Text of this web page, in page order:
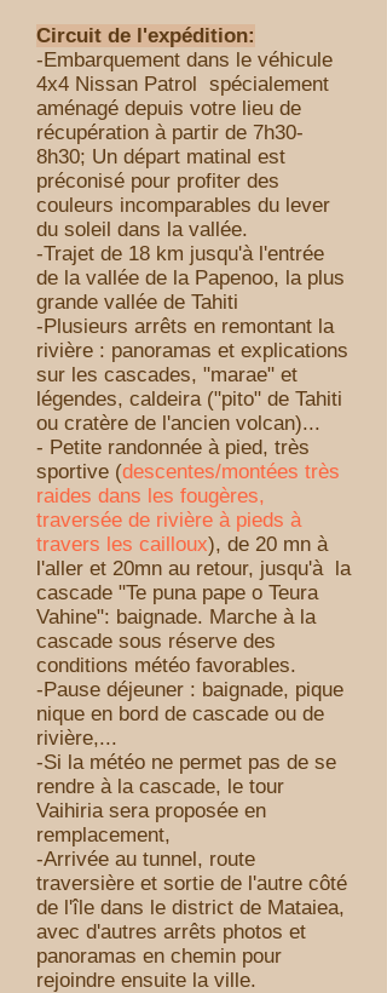
Circuit de l'expédition:
-Embarquement dans le véhicule
4x4 Nissan Patrol spécialement
aménagé depuis votre lieu de
récupération à partir de 7h30-
8h30; Un départ matinal est
préconisé pour profiter des
couleurs incomparables du lever
du soleil dans la vallée.
-Trajet de 18 km jusqu'à l'entrée
de la vallée de la Papenoo, la plus
grande vallée de Tahiti
-Plusieurs arrêts en remontant la
rivière : panoramas et explications
sur les cascades, "marae" et
légendes, caldeira ("pito" de Tahiti
ou cratère de l'ancien volcan)...
- Petite randonnée à pied, très
sportive (descentes/montées très
raides dans les fougères,
traversée de rivière à pieds à
travers les cailloux), de 20 mn à
l'aller et 20mn au retour, jusqu'à la
cascade "Te puna pape o Teura
Vahine": baignade. Marche à la
cascade sous réserve des
conditions météo favorables.
-Pause déjeuner : baignade, pique
nique en bord de cascade ou de
rivière,...
-Si la météo ne permet pas de se
rendre à la cascade, le tour
Vaihiria sera proposée en
remplacement,
-Arrivée au tunnel, route
traversière et sortie de l'autre côté
de l'île dans le district de Mataiea,
avec d'autres arrêts photos et
panoramas en chemin pour
rejoindre ensuite la ville.